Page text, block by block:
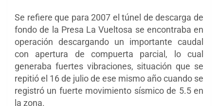
Se refiere que para 2007 el túnel de descarga de
fondo de la Presa La Vueltosa se encontraba en
operación descargando un importante caudal
con apertura de compuerta parcial, lo cual
generaba fuertes vibraciones, situación que se
repitió el 16 de julio de ese mismo año cuando se
registró un fuerte movimiento sísmico de 5.5 en
la zona.